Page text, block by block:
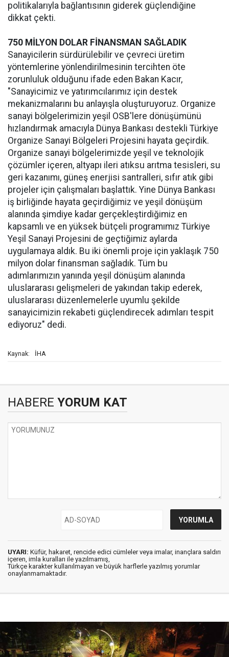
politikalarıyla bağlantısının giderek güçlendiğine
dikkat çekti.
750 MİLYON DOLAR FİNANSMAN SAĞLADIK
Sanayicilerin sürdürülebilir ve çevreci üretim
yöntemlerine yönlendirilmesinin tercihten öte
zorunluluk olduğunu ifade eden Bakan Kacır,
"Sanayicimiz ve yatırımcılarımız için destek
mekanizmalarını bu anlayışla oluşturuyoruz. Organize
sanayi bölgelerimizin yeşil OSB'lere dönüşümünü
hızlandırmak amacıyla Dünya Bankası destekli Türkiye
Organize Sanayi Bölgeleri Projesini hayata geçirdik.
Organize sanayi bölgelerimizde yeşil ve teknolojik
çözümler içeren, altyapı ileri atıksu arıtma tesisleri, su
geri kazanımı, güneş enerjisi santralleri, sıfır atık gibi
projeler için çalışmaları başlattık. Yine Dünya Bankası
iş birliğinde hayata geçirdiğimiz ve yeşil dönüşüm
alanında şimdiye kadar gerçekleştirdiğimiz en
kapsamlı ve en yüksek bütçeli programımız Türkiye
Yeşil Sanayi Projesini de geçtiğimiz aylarda
uygulamaya aldık. Bu iki önemli proje için yaklaşık 750
milyon dolar finansman sağladık. Tüm bu
adımlarımızın yanında yeşil dönüşüm alanında
uluslararası gelişmeleri de yakından takip ederek,
uluslararası düzenlemelerle uyumlu şekilde
sanayicimizin rekabeti güçlendirecek adımları tespit
ediyoruz" dedi.
Kaynak: İHA
HABERE YORUM KAT
UYARI: Küfür, hakaret, rencide edici cümleler veya imalar, inançlara saldırı
içeren, imla kuralları ile yazılmamış,
Türkçe karakter kullanılmayan ve büyük harflerle yazılmış yorumlar
onaylanmamaktadır.